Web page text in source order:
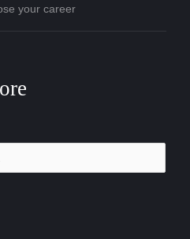
your career